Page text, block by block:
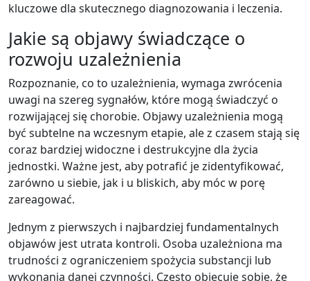
kluczowe dla skutecznego diagnozowania i leczenia.
Jakie są objawy świadczące o
rozwoju uzależnienia
Rozpoznanie, co to uzależnienia, wymaga zwrócenia
uwagi na szereg sygnałów, które mogą świadczyć o
rozwijającej się chorobie. Objawy uzależnienia mogą
być subtelne na wczesnym etapie, ale z czasem stają się
coraz bardziej widoczne i destrukcyjne dla życia
jednostki. Ważne jest, aby potrafić je zidentyfikować,
zarówno u siebie, jak i u bliskich, aby móc w porę
zareagować.
Jednym z pierwszych i najbardziej fundamentalnych
objawów jest utrata kontroli. Osoba uzależniona ma
trudności z ograniczeniem spożycia substancji lub
wykonania danej czynności. Często obiecuje sobie, że